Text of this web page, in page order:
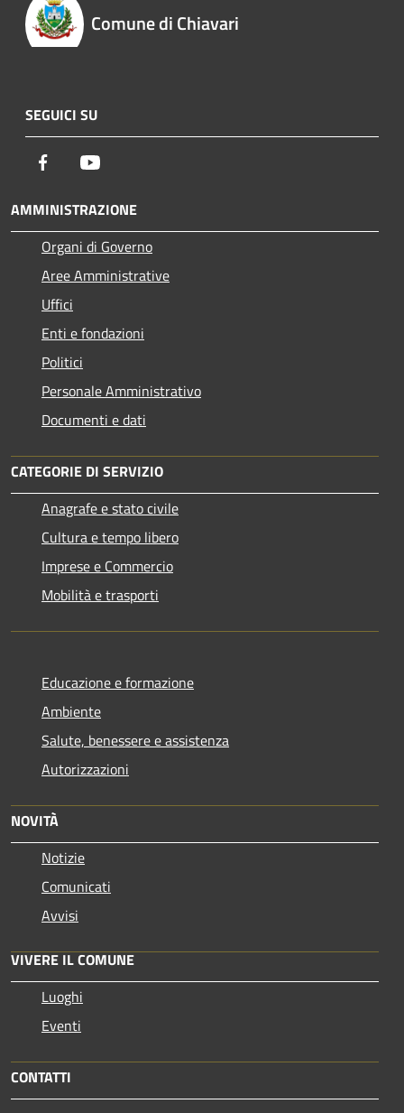
Comune di Chiavari
SEGUICI SU
Facebook
AMMINISTRAZIONE
Organi di Governo
Aree Amministrative
Uffici
Enti e fondazioni
Politici
Personale Amministrativo
Documenti e dati
CATEGORIE DI SERVIZIO
Anagrafe e stato civile
Cultura e tempo libero
Imprese e Commercio
Mobilità e trasporti
Educazione e formazione
Ambiente
Salute, benessere e assistenza
Autorizzazioni
NOVITÀ
Notizie
Comunicati
Avvisi
VIVERE IL COMUNE
Luoghi
Eventi
CONTATTI